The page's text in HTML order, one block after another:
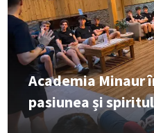
Academia Minaur
pasiunea și